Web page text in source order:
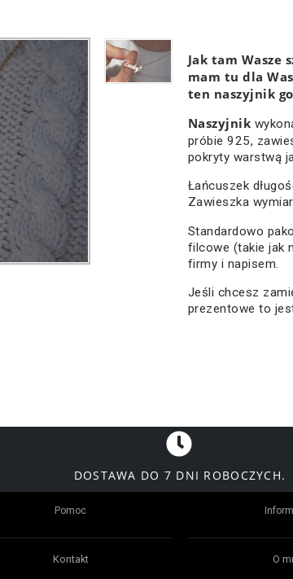
Jak tam Wasze
mam tu dla
ten naszyjnik
Naszyjnik
próbie 925,
pokryty warstwą
Łańcuszek
Zawieszka
Standardowo
filcowe (takie jak
firmy i napisem.
Jeśli chcesz
prezentowe to
DOSTAWA DO 7 DNI ROBOCZYCH.
Pomoc
Kontakt O